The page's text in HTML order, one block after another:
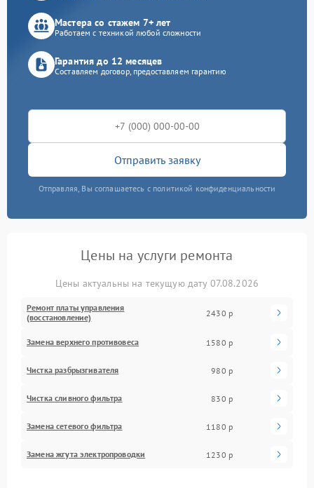
Мастера со стажем 7+ лет
Работаем с техникой любой сложности
Гарантия до 12 месяцев
Составляем договор, предоставляем гарантию
Отправить заявку
Отправляя, Вы соглашаетесь с политикой конфиденциальности
Цены на услуги ремонта
Цены актуальны на текущую дату 07.08.2026
Ремонт платы управления
(восстановление)
2430 р
Замена верхнего противовеса 1580 р
Чистка разбрызгивателя 980 р
Чистка сливного фильтра 830 р
Замена сетевого фильтра 1180 р
Замена жгута электропроводки 1230 р